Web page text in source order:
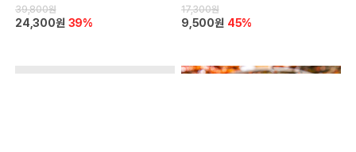
39,800원
24,300원 39%
17,300원
9,500원 45%